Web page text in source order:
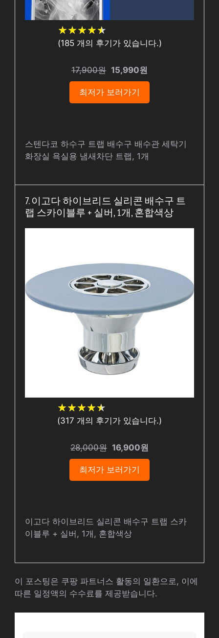
★★★★★
★★★★★
(185개의 후기가 있습니다.)
17,900원 15,990원
최저가 보러가기
스텐다코 하수구 트랩 배수구 배수관 세탁기
화장실 욕실용 냄새차단 트랩, 1개
7. 이고다 하이브리드 실리콘 배수구 트
랩 스카이블루 + 실버, 1개, 혼합색상
★★★★★
★★★★★
(317 개의 후기가 있습니다.)
28,000원 16,900원
최저가 보러가기
이고다 하이브리드 실리콘 배수구 트랩 스카
이블루 + 실버, 1개, 혼합색상
이 포스팅은 쿠팡 파트너스 활동의 일환으로, 이에
따른 일정액의 수수료를 제공받습니다.